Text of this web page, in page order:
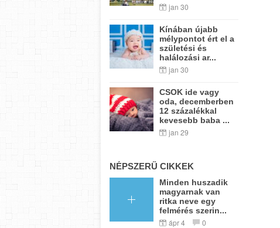
jan 30
Kínában újabb
mélypontot ért el a
születési és
halálozási ar...
jan 30
CSOK ide vagy
oda, decemberben
12 százalékkal
kevesebb baba ...
jan 29
NÉPSZERŰ CIKKEK
Minden huszadik
magyarnak van
ritka neve egy
felmérés szerin...
ápr 4 0